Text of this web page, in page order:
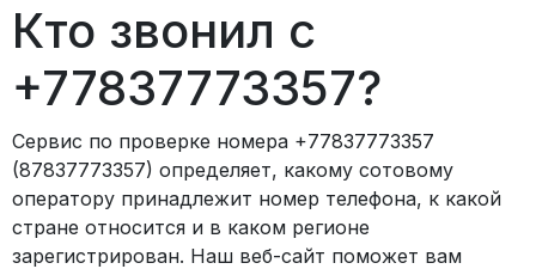
Кто звонил с
+77837773357?
Сервис по проверке номера +77837773357
(87837773357) определяет, какому сотовому
оператору принадлежит номер телефона, к какой
стране относится и в каком регионе
зарегистрирован. Наш веб-сайт поможет вам